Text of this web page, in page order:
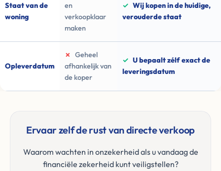
Staat van de
woning
en
verkoopklaar
maken
✓ Wij kopen in de huidige,
verouderde staat
Opleverdatum
✗
Geheel
afhankelijk van
de koper
✓ U bepaalt zélf exact de
leveringsdatum
Ervaar zelf de rust van directe verkoop
Waarom wachten in onzekerheid als u vandaag de
financiële zekerheid kunt veiligstellen?